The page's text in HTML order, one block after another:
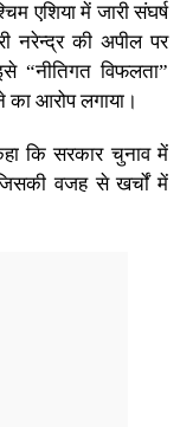
एशिया में जारी संघर्ष
नरेन्द्र की अपील पर
“नीतिगत विफलता”
का आरोप लगाया।
कि सरकार चुनाव में
जिसकी वजह से खर्चों में